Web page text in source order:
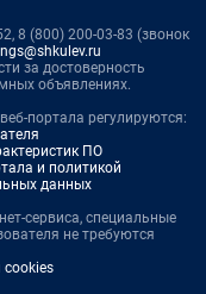
8 (800) 200-03-83 (звонок
за достоверность
объявлениях.
портала регулируются:
ПО
и политикой
данных
сервиса, специальные
не требуются
cookies